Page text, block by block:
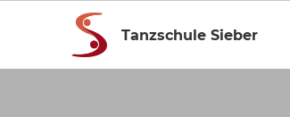
Tanzschule Sieber